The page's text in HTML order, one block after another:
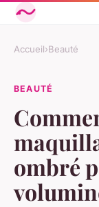
Accueil›Beauté
BEAUTÉ
ombré